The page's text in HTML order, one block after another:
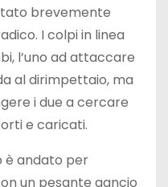
brevemente
I colpi in linea
l’uno ad attaccare
al dirimpettaio, ma
i due a cercare
e caricati.
è andato per
un pesante gancio